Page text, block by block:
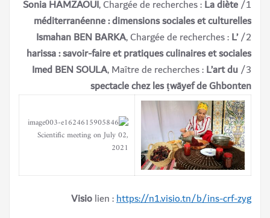
1/
Sonia HAMZAOUI, Chargée de recherches :La diète
méditerranéenne : dimensions sociales et culturelles
2/
Ismahan BEN BARKA, Chargée de recherches :L’
harissa : savoir-faire et pratiques culinaires et sociales
3/
Imed BEN SOULA, Maître de recherches :L’art du
spectacle chez les ṭwāyef de Ghbonten
Visiolien :https://n1.visio.tn/b/ins-crf-zyg